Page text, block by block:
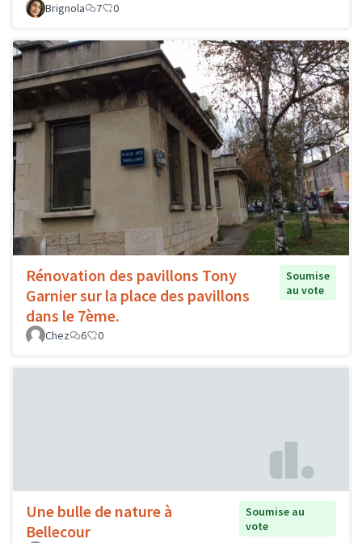
Brignola
7 0
Rénovation des pavillons Tony
Garnier sur la place des pavillons
dans le 7ème.
Soumise
au vote
Chez 6 0
Une bulle de nature à
Bellecour
Soumise au
vote